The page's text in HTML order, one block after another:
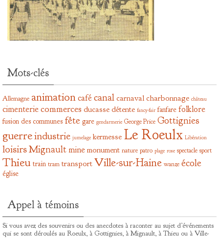
Mots-clés
Allemagne animationcafécanalcarnavalcharbonnage château
cimenteriecommerces ducassedétente fancy-fair fanfare folklore
fusion des communes fête gare gendarmerie George Price Gottignies
guerreindustrie jumelage kermesse Le Roeulx Libération
loisirsMignault minemonument nature patro plage rose spectacle sport
Thieu train tram transportVille-sur-Haine wanze école
église
Appel à témoins
Si vous avez des souvenirs ou des anecdotes à raconter au sujet d’événements
qui se sont déroulés au Roeulx, à Gottignies, à Mignault, à Thieu ou à Ville-